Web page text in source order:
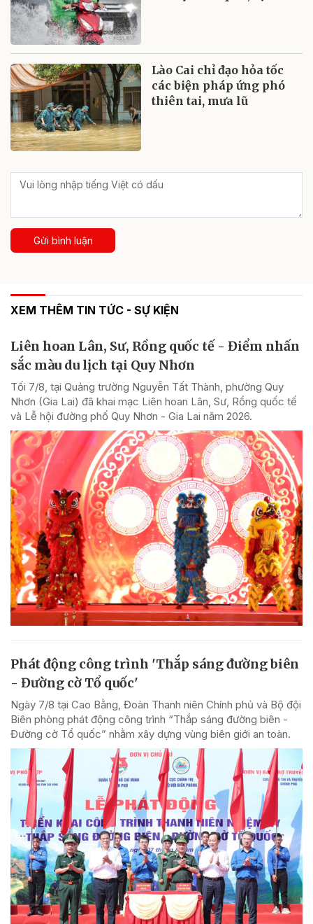
Lào Cai chỉ đạo hỏa tốc
các biện pháp ứng phó
thiên tai, mưa lũ
Gửi bình luận
XEM THÊM TIN TỨC - SỰ KIỆN
Liên hoan Lân, Sư, Rồng quốc tế - Điểm nhấn
sắc màu du lịch tại Quy Nhơn
Tối 7/8, tại Quảng trường Nguyễn Tất Thành, phường Quy
Nhơn (Gia Lai) đã khai mạc Liên hoan Lân, Sư, Rồng quốc tế
và Lễ hội đường phố Quy Nhơn - Gia Lai năm 2026.
Phát động công trình 'Thắp sáng đường biên
- Đường cờ Tổ quốc'
Ngày 7/8 tại Cao Bằng, Đoàn Thanh niên Chính phủ và Bộ đội
Biên phòng phát động công trình “Thắp sáng đường biên -
Đường cờ Tổ quốc” nhằm xây dựng vùng biên giới an toàn.